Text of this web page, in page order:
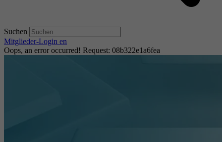
Suchen
Mitglieder-Login en
Oops, an error occurred! Request: 08b322e1a6fea